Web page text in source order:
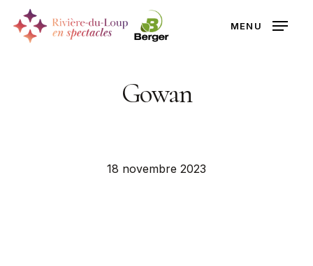
MENU
Gowan
18 novembre 2023